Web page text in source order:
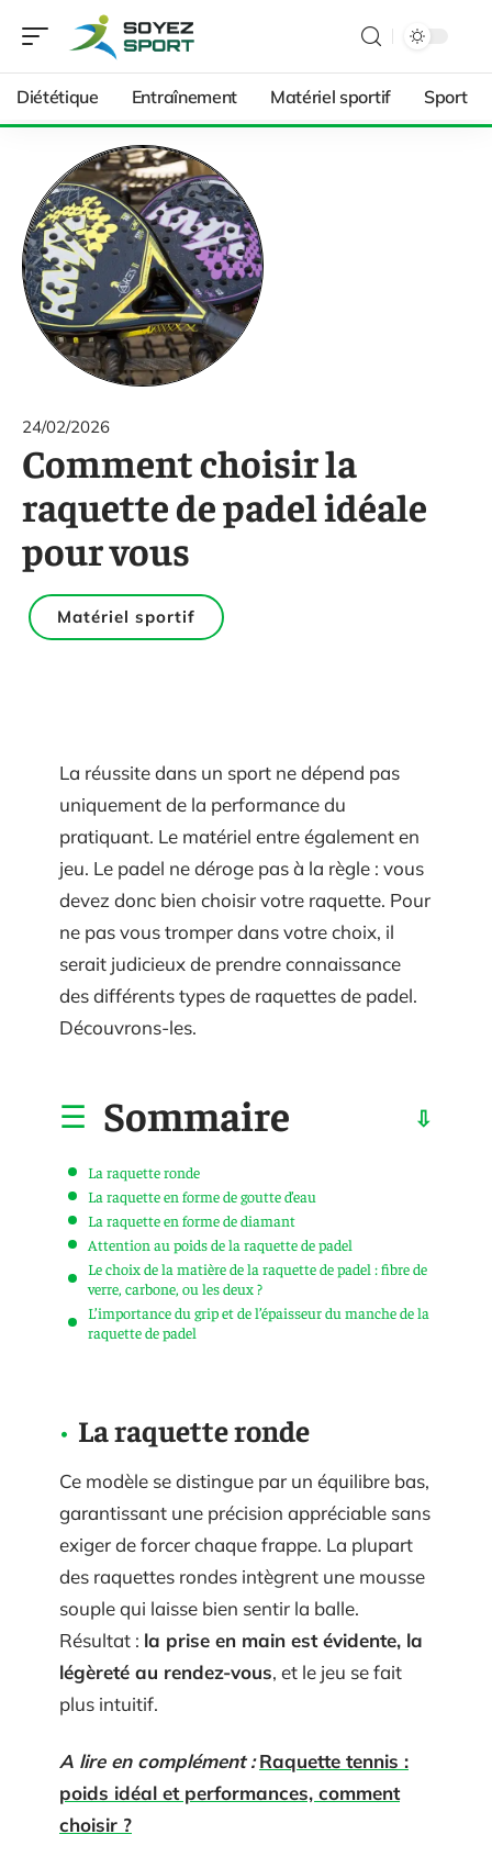
Diététique Entraînement Matériel sportif Sport
24/02/2026
Comment choisir la
raquette de padel idéale
pour vous
Matériel sportif
La réussite dans un sport ne dépend pas
uniquement de la performance du
pratiquant. Le matériel entre également en
jeu. Le padel ne déroge pas à la règle : vous
devez donc bien choisir votre raquette. Pour
ne pas vous tromper dans votre choix, il
serait judicieux de prendre connaissance
des différents types de raquettes de padel.
Découvrons-les.
Sommaire
La raquette ronde
La raquette en forme de goutte d’eau
La raquette en forme de diamant
Attention au poids de la raquette de padel
Le choix de la matière de la raquette de padel : fibre de
verre, carbone, ou les deux ?
L’importance du grip et de l’épaisseur du manche de la
raquette de padel
La raquette ronde
Ce modèle se distingue par un équilibre bas,
garantissant une précision appréciable sans
exiger de forcer chaque frappe. La plupart
des raquettes rondes intègrent une mousse
souple qui laisse bien sentir la balle.
Résultat : la prise en main est évidente, la
légèreté au rendez-vous, et le jeu se fait
plus intuitif.
A lire en complément : Raquette tennis :
poids idéal et performances, comment
choisir ?